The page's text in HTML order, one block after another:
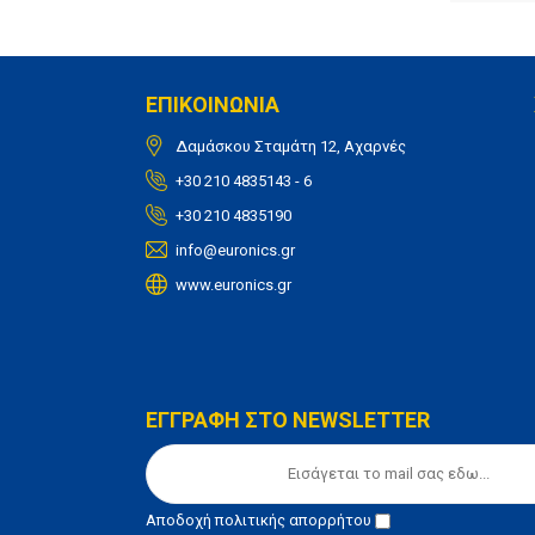
ΕΠΙΚΟΙΝΩΝΙΑ
Δαμάσκου Σταμάτη 12, Αχαρνές
+30 210 4835143 - 6
+30 210 4835190
info@euronics.gr
www.euronics.gr
ΕΓΓΡΑΦΗ ΣΤΟ NEWSLETTER
Αποδοχήπολιτικής απορρήτου